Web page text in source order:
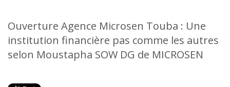
Ouverture Agence Microsen Touba : Une
institution financière pas comme les autres
selon Moustapha SOW DG de MICROSEN